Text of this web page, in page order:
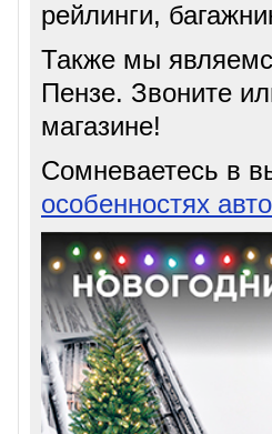
рейлинги,
Также мы
Пензе. Звоните
магазине!
Сомневаетесь в
особенностях